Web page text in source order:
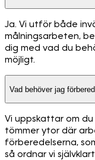
Ja. Vi utför både
målningsarbeten,
dig med vad du
möjligt.
Vad behöver jag
Vi uppskattar om
tömmer ytor där
förberedelserna,
så ordnar vi